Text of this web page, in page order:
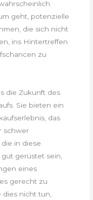
geht, potenzielle
die sich nicht
ins Hintertreffen
zu
die Zukunft des
Sie bieten ein
das
schwer
in diese
gerüstet sein,
eines
gerecht zu
nicht tun,